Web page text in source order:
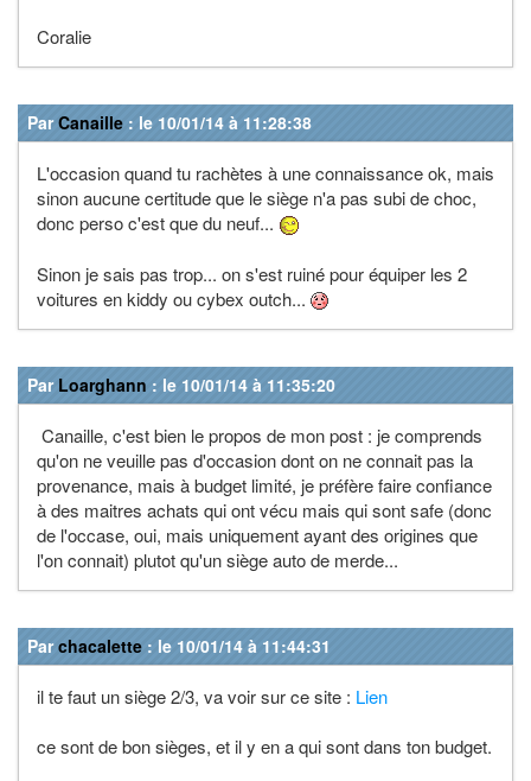
Coralie
ParCanaille : le 10/01/14 à 11:28:38
L'occasion quand tu rachètes à une connaissance ok, mais
sinon aucune certitude que le siège n'a pas subi de choc,
donc perso c'est que du neuf...
Sinon je sais pas trop... on s'est ruiné pour équiper les 2
voitures en kiddy ou cybex outch...
Par Loarghann : le 10/01/14 à 11:35:20
Canaille, c'est bien le propos de mon post : je comprends
qu'on ne veuille pas d'occasion dont on ne connait pas la
provenance, mais à budget limité, je préfère faire confiance
à des maitres achats qui ont vécu mais qui sont safe (donc
de l'occase, oui, mais uniquement ayant des origines que
l'on connait) plutot qu'un siège auto de merde...
Parchacalette : le 10/01/14 à 11:44:31
il te faut un siège 2/3, va voir sur ce site : Lien
ce sont de bon sièges, et il y en a qui sont dans ton budget.